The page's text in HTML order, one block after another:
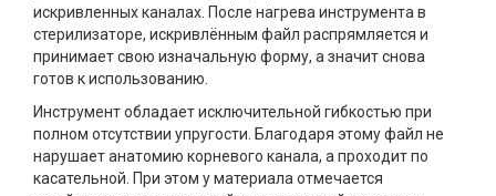
искривленных каналах. После нагрева инструмента в
стерилизаторе, искривлённым файл распрямляется и
принимает свою изначальную форму, а значит снова
готов к использованию.
Инструмент обладает исключительной гибкостью при
полном отсутствии упругости. Благодаря этому файл не
нарушает анатомию корневого канала, а проходит по
касательной. При этом у материала отмечается